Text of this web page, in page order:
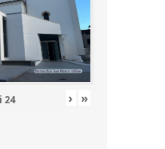
24 › »